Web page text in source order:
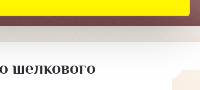
шелкового